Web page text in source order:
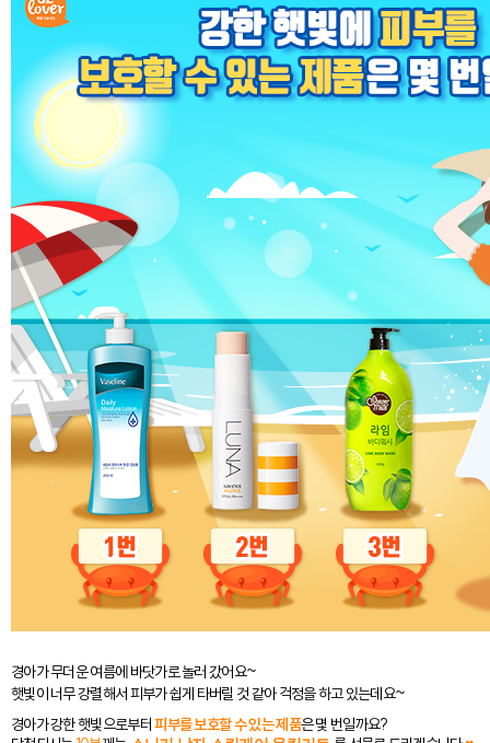
경아가 무더운 여름에 바닷가로 놀러 갔어요~
햇빛이 너무 강렬해서 피부가 쉽게 타버릴 것 같아 걱정을 하고 있는데요~
경아가 강한 햇빛으로부터피부를 보호할 수 있는 제품은 몇 번일까요?